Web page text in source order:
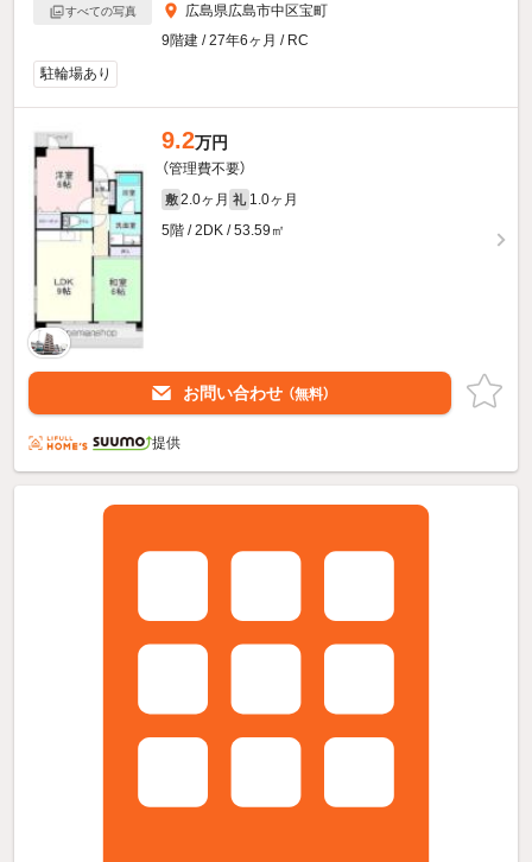
すべての写真
広島県広島市中区宝町
9階建 / 27年6ヶ月 / RC
駐輪場あり
9.2万円
（管理費不要）
敷 2.0ヶ月 礼 1.0ヶ月
5階 / 2DK / 53.59㎡
お問い合わせ （無料）
提供